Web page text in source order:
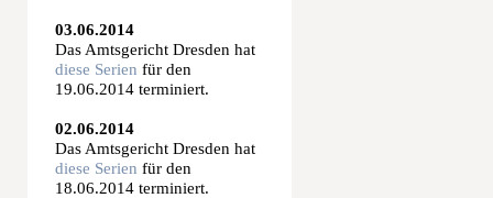
03.06.2014
Das Amtsgericht Dresden hat
diese Serien für den
19.06.2014 terminiert.
02.06.2014
Das Amtsgericht Dresden hat
diese Serien für den
18.06.2014 terminiert.